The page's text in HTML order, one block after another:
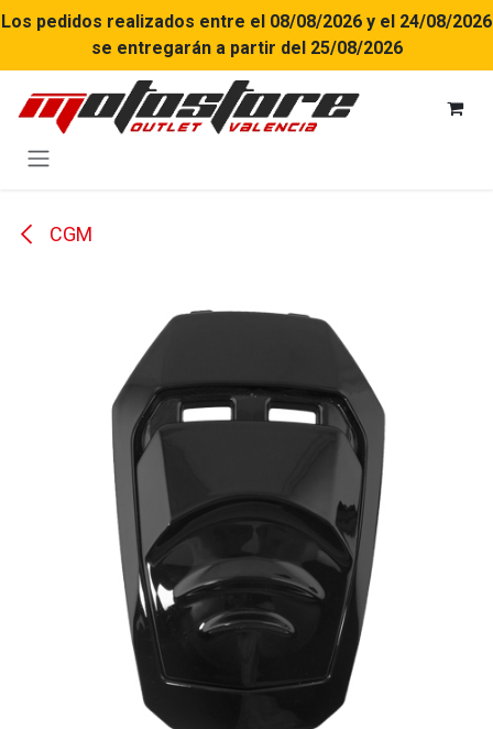
Ir al contenido
Los pedidos realizados entre el 08/08/2026 y el 24/08/2026
se entregarán a partir del 25/08/2026
CGM